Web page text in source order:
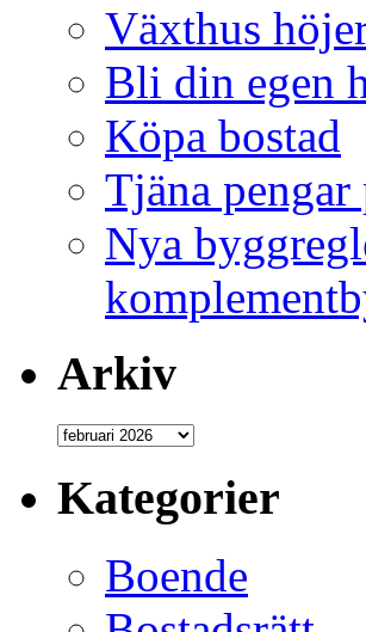
Växthus
Bli din egen
Köpa bostad
Tjäna
Nya
Arkiv
Kategorier
Boende